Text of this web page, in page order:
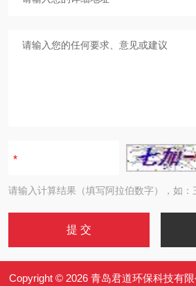
请输入计算结果（填写阿拉伯数字），如：
Copyright © 2026 青岛君道环保科技有